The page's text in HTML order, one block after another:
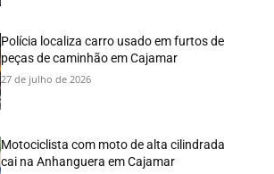
Polícia localiza carro usado em furtos de
peças de caminhão em Cajamar
27 de julho de 2026
Motociclista com moto de alta cilindrada
cai na Anhanguera em Cajamar